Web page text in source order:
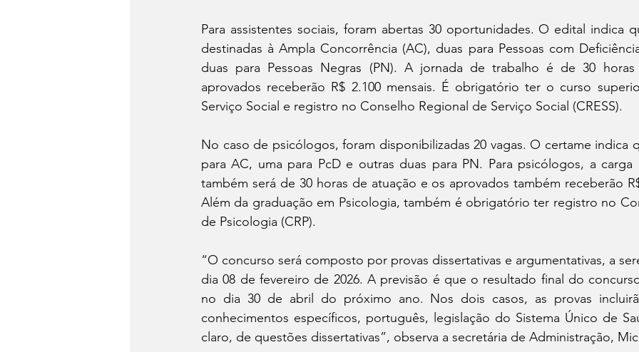
Para assistentes sociais, foram abertas 30 oportunidades. O edital indica
destinadas à Ampla Concorrência (AC), duas para Pessoas com
duas para Pessoas Negras (PN). A jornada de trabalho é de 30 horas
aprovados receberão R$ 2.100 mensais. É obrigatório ter o curso
Serviço Social e registro no Conselho Regional de Serviço Social (CRESS).
No caso de psicólogos, foram disponibilizadas 20 vagas. O certame indica
para AC, uma para PcD e outras duas para PN. Para psicólogos, a carga
também será de 30 horas de atuação e os aprovados também receberão
Além da graduação em Psicologia, também é obrigatório ter registro no
de Psicologia (CRP).
“O concurso será composto por provas dissertativas e argumentativas, a
dia 08 de fevereiro de 2026. A previsão é que o resultado final do
no dia 30 de abril do próximo ano. Nos dois casos, as provas
conhecimentos específicos, português, legislação do Sistema Único de
claro, de questões dissertativas”, observa a secretária de Administração,